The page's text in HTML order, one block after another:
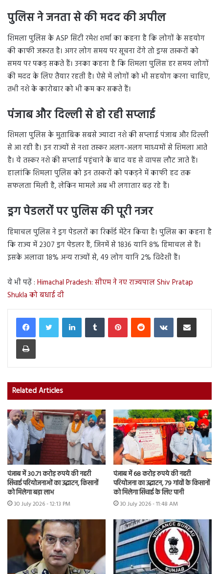
पुलिस ने जनता से की मदद की अपील
शिमला पुलिस के ASP सिटी रमेश शर्मा का कहना है कि लोगों के सहयोग
की काफी जरूरत है। अगर लोग समय पर सूचना देंगे तो ड्रग्स तस्करों को
समय पर पकड़ सकते हैं। उनका कहना है कि शिमला पुलिस हर समय लोगों
की मदद के लिए तैयार रहती है। ऐसे में लोगों को भी सहयोग करना चाहिए,
तभी नशे के कारोबार को भी कम कर सकते हैं।
पंजाब और दिल्ली से हो रही सप्लाई
शिमला पुलिस के मुताबिक सबसे ज्यादा नशे की सप्लाई पंजाब और दिल्ली
से आ रही है। इन राज्यों से नशा तस्कर अलग-अलग माध्यमों से शिमला आते
है। ये तस्कर नशे की सप्लाई पहुंचाने के बाद यह से वापस लौट जाते हैं।
हालांकि शिमला पुलिस को इन तस्करों को पकड़ने में काफी हद तक
सफलता मिली है, लेकिन मामले अब भी लगातार बढ़ रहे हैं।
ड्रग पेडलरों पर पुलिस की पूरी नजर
हिमाचल पुलिस ने ड्रग पेडलरों का रिकॉर्ड मेंटेन किया है। पुलिस का कहना है
कि राज्य में 2307 ड्रग पेडलर हैं, जिनमें से 1836 यानि 8% हिमाचल से हैं।
इसके अलावा 18% अन्य राज्यों से, 49 लोग यानि 2% विदेशी हैं।
ये भी पढ़ें : Himachal Pradesh: सीएम ने नए राज्यपाल Shiv Pratap
Shukla को बधाई दी
LinkedInTumblr PinterestReddit VKontakteShare via Email
Print
Related Articles
पंजाब में 30.71 करोड़ रुपये की नहरी
सिंचाई परियोजनाओं का उद्घाटन, किसानों
को मिलेगा बड़ा लाभ
30 July 2026 - 12:13 PM
पंजाब में 68 करोड़ रुपये की नहरी
परियोजना का उद्घाटन, 79 गांवों के किसानों
को मिलेगा सिंचाई के लिए पानी
30 July 2026 - 11:48 AM